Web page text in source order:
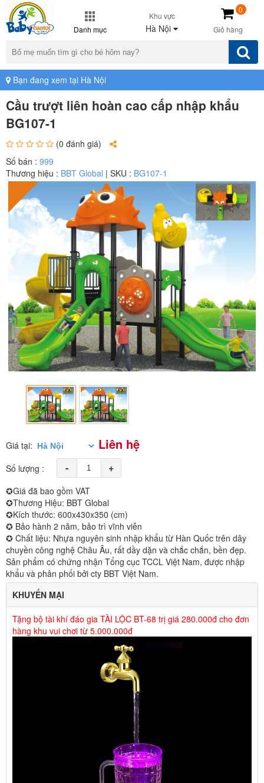
Danh mục
Khu vực
Hà Nội Giỏ hàng
0
Bạn đang xem tại Hà Nội
Cầu trượt liên hoàn cao cấp nhập khẩu
BG107-1
(0 đánh giá)
Số bán : 999
Thương hiệu : BBT Global | SKU : BG107-1
Giá tại: Liên hệ
Số lượng : - +
✪Giá đã bao gồm VAT
✪Thương Hiệu: BBT Global
✪Kích thước: 600x430x350 (cm)
✪ Bảo hành 2 năm, bảo trì vĩnh viễn
✪ Chất liệu: Nhựa nguyên sinh nhập khẩu từ Hàn Quốc trên dây
chuyền công nghệ Châu Âu, rất dầy dặn và chắc chắn, bền đẹp.
Sản phẩm có chứng nhận Tổng cục TCCL Việt Nam, được nhập
khẩu và phân phối bởi cty BBT Việt Nam.
KHUYẾN MẠI
Tặng bộ tài khí đáo gia TÀI LỘC BT-68 trị giá 280.000đ cho đơn
hàng khu vui chơi từ 5.000.000đ